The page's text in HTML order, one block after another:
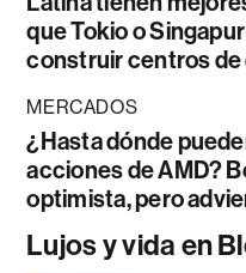
que Tokio o
construir centros de
MERCADOS
¿Hasta dónde
acciones de AMD?
optimista, pero
Lujos y vida en